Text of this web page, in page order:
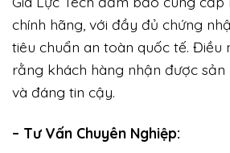
chính hãng, với đầy đủ chứng
tiêu chuẩn an toàn quốc tế. Điều
rằng khách hàng nhận được
và đáng tin cậy.
– Tư Vấn Chuyên Nghiệp: